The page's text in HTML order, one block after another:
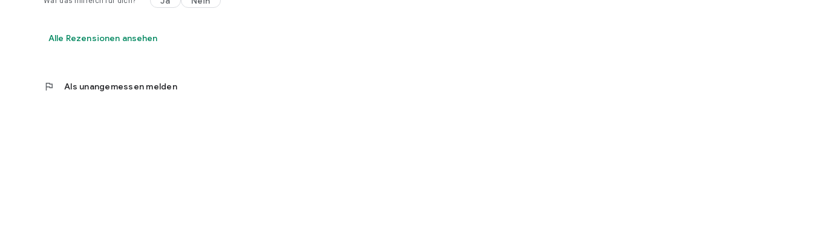
Alle Rezensionen ansehen
flag Als unangemessen melden